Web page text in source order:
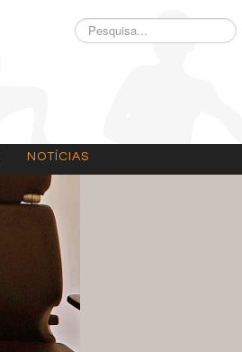
Pesquisa...
NOTÍCIAS